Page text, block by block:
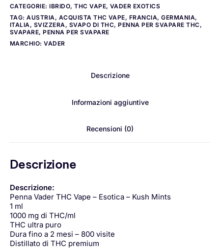
CATEGORIE:IBRIDO,THC VAPE, VADER EXOTICS
TAG:AUSTRIA, ACQUISTA THC VAPE, FRANCIA,GERMANIA,
ITALIA, SVIZZERA, SVAPO DI THC,PENNA PER SVAPARE THC,
SVAPARE,PENNA PER SVAPARE
MARCHIO:VADER
Descrizione
Informazioni aggiuntive
Recensioni (0)
Descrizione
Descrizione:
Penna Vader THC Vape – Esotica – Kush Mints
1 ml
1000 mg di THC/ml
THC ultra puro
Dura fino a 2 mesi – 800 visite
Distillato di THC premium